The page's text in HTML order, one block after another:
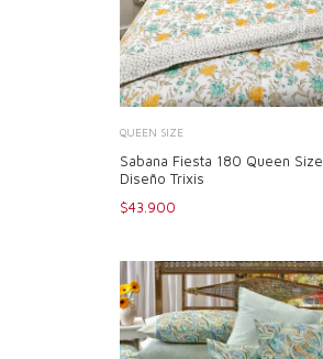
QUEEN SIZE
Sabana Fiesta 180 Queen Size
Diseño Trixis
$43.900